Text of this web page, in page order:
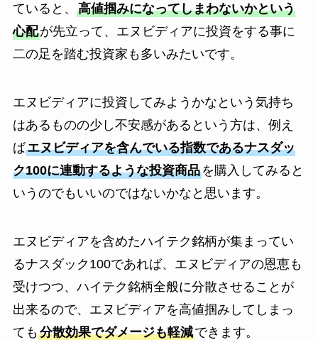
ていると、 高値掴みになってしまわないかという
心配が先立って、エヌビディアに投資をする事に
二の足を踏む投資家も多いみたいです。
エヌビディアに投資してみようかなという気持ち
はあるものの少し不安感があるという方は、例え
ばエヌビディアを含んでいる指数であるナスダッ
ク100に連動するような投資商品を購入してみると
いうのでもいいのではないかなと思います。
エヌビディアを含めたハイテク銘柄が集まってい
るナスダック100であれば、エヌビディアの恩恵も
受けつつ、ハイテク銘柄全般に分散させることが
出来るので、エヌビディアを高値掴みしてしまっ
ても分散効果でダメージも軽減できます。